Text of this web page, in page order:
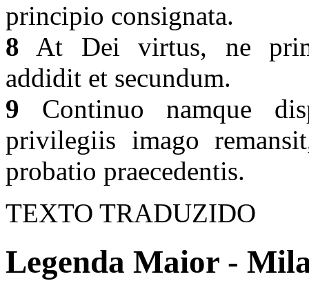
principio consignata.
8 At Dei virtus, ne
addidit et secundum.
9 Continuo namque
privilegiis imago
probatio praecedentis.
TEXTO TRADUZIDO
Legenda Maior -